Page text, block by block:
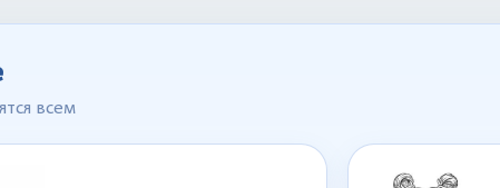
всем